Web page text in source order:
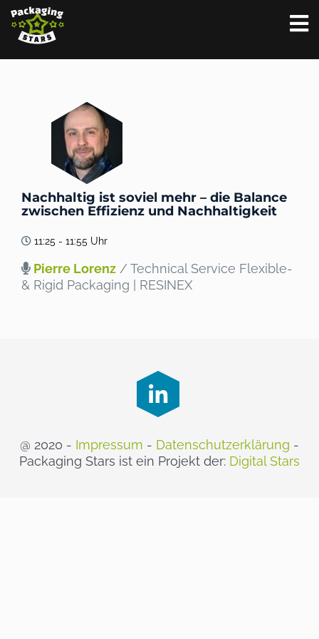
Nachhaltig ist soviel mehr – die Balance
zwischen Effizienz und Nachhaltigkeit
11:25 - 11:55 Uhr
Pierre Lorenz / Technical Service Flexible-
& Rigid Packaging | RESINEX
@ 2020 - Impressum - Datenschutzerklärung -
Packaging Stars ist ein Projekt der: Digital Stars